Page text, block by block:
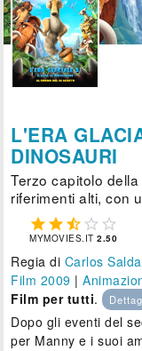
L'ERA
DINOSAURI
Terzo capitolo
riferimenti alti, con
    
MYMOVIES.IT2.50
Regia di Carlos
Film 2009 |
Film per tutti.
Dopo gli eventi del
per Manny e i suoi